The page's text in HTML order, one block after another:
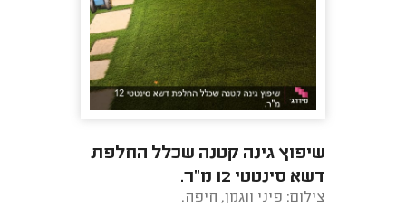
שיפוץ גינה קטנה שכלל החלפת
דשא סינטטי 12 מ"ר.
צילום: פיני ווגמן, חיפה.